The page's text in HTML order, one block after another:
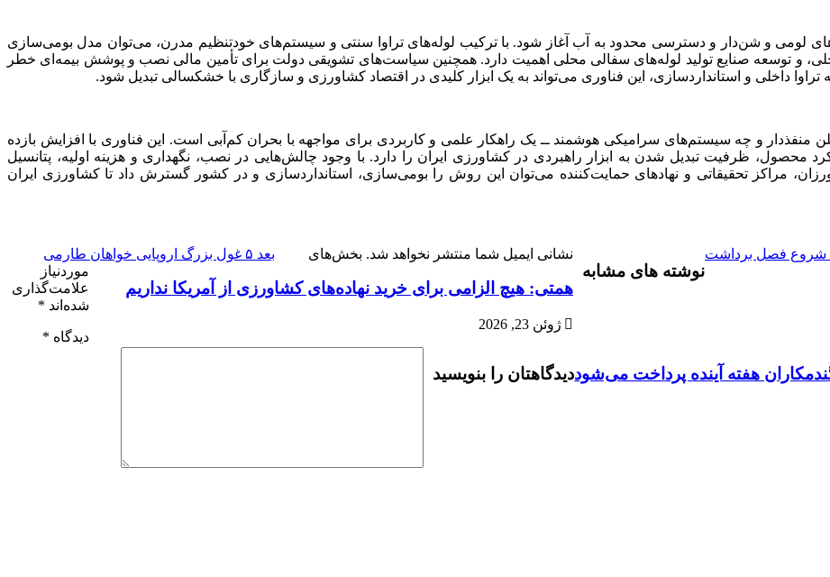
لومی و شن‌دار و دسترسی محدود به آب آغاز شود. با ترکیب لوله‌های تراوا سنتی و سیستم‌های خودتنظیم مدرن، می‌توان مدل بومی‌سازی
و توسعه صنایع تولید لوله‌های سفالی محلی اهمیت دارد. همچنین سیاست‌های تشویقی دولت برای تأمین مالی نصب و پوشش بیمه‌ای خطر
تراوا داخلی و استانداردسازی، این فناوری می‌تواند به یک ابزار کلیدی در اقتصاد کشاورزی و سازگاری با خشکسالی تبدیل شود.
منفذدار و چه سیستم‌های سرامیکی هوشمند ــ یک راهکار علمی و کاربردی برای مواجهه با بحران کم‌آبی است. این فناوری با افزایش بازده
محصول، ظرفیت تبدیل شدن به ابزار راهبردی در کشاورزی ایران را دارد. با وجود چالش‌هایی در نصب، نگهداری و هزینه اولیه، پتانسیل
مراکز تحقیقاتی و نهادهای حمایت‌کننده می‌توان این روش را بومی‌سازی، استانداردسازی و در کشور گسترش داد تا کشاورزی ایران
شروع فصل برداشت بعد
نوشته های مشابه
همتی: هیچ الزامی برای خرید نهاده‌های کشاورزی از آمریکا نداریم
ژوئن 23, 2026
هفته آینده پرداخت می‌شوددیدگاهتان را بنویسید
نشانی ایمیل شما منتشر نخواهد شد. بخش‌های
موردنیاز
علامت‌گذاری
شده‌اند *
دیدگاه *